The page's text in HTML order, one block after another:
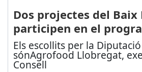
Dos projectes del
participen en el
Els escollits per la
sónAgrofood Llobregat,
Consell